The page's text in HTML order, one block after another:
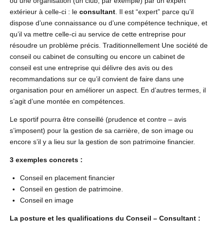
extérieur à celle-ci : le consultant . Il est “expert” parce qu’il
dispose d’une connaissance ou d’une compétence technique, et
qu’il va mettre celle-ci au service de cette entreprise pour
résoudre un problème précis. Traditionnellement Une société de
conseil ou cabinet de consulting ou encore un cabinet de
conseil est une entreprise qui délivre des avis ou des
recommandations sur ce qu’il convient de faire dans une
organisation pour en améliorer un aspect. En d’autres termes, il
s’agit d’une montée en compétences.
Le sportif pourra être conseillé (prudence et contre – avis
s’imposent) pour la gestion de sa carrière, de son image ou
encore s’il y a lieu sur la gestion de son patrimoine financier.
3 exemples concrets :
Conseil en placement financier
Conseil en gestion de patrimoine.
Conseil en image
La posture et les qualifications du Conseil – Consultant :